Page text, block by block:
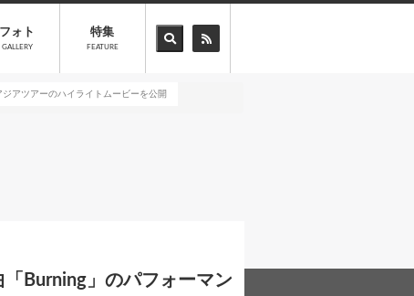
フォト
GALLERY
特集
FEATURE
アツアーのハイライトムービーを公開
Burning」のパフォーマン